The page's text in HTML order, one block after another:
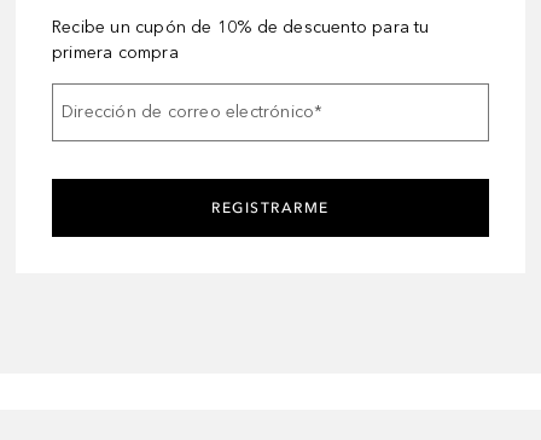
Recibe un cupón de 10% de descuento para tu
primera compra
Dirección de correo electrónico*
REGISTRARME